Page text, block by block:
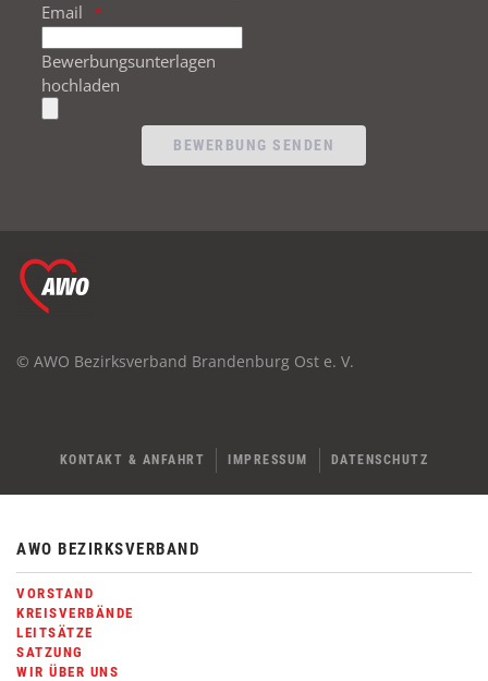
Email
Bewerbungsunterlagen
hochladen
© AWO Bezirksverband Brandenburg Ost e. V.
KONTAKT & ANFAHRT IMPRESSUM DATENSCHUTZ
AWO BEZIRKSVERBAND
VORSTAND
KREISVERBÄNDE
LEITSÄTZE
SATZUNG
WIR ÜBER UNS